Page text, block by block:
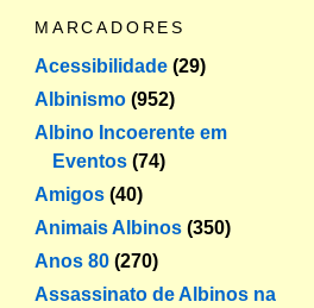
MARCADORES
Acessibilidade (29)
Albinismo (952)
Albino Incoerente em
Eventos (74)
Amigos (40)
Animais Albinos (350)
Anos 80 (270)
Assassinato de Albinos na